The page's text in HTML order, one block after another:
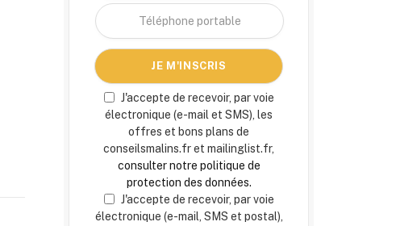
J'accepte de recevoir, par voie
électronique (e-mail et SMS), les
offres et bons plans de
conseilsmalins.fr et mailinglist.fr,
consulter notre politique de
protection des données.
J'accepte de recevoir, par voie
électronique (e-mail, SMS et postal),